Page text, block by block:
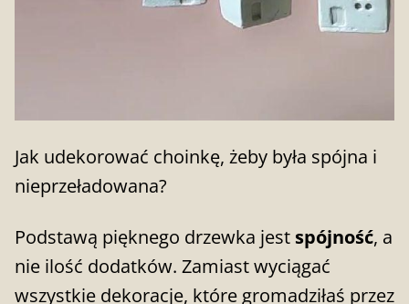
Jak udekorować choinkę, żeby była spójna i
nieprzeładowana?
Podstawą pięknego drzewka jest spójność, a
nie ilość dodatków. Zamiast wyciągać
wszystkie dekoracje, które gromadziłaś przez